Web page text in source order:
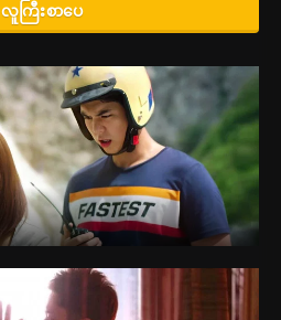
လူကြီးစာပေ